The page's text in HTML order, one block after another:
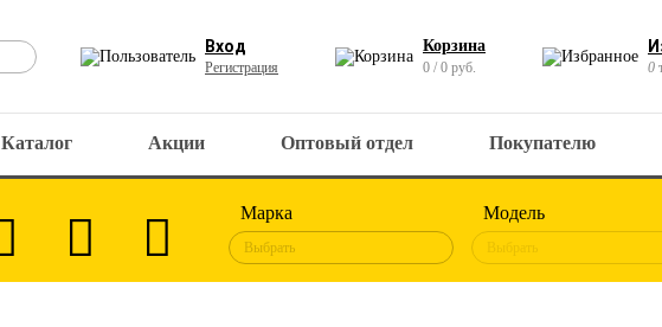
Вход
Регистрация
Корзина
0 / 0 руб. 0
Каталог Акции Оптовый отдел Покупателю
Марка
Выбрать
Модель
Выбрать